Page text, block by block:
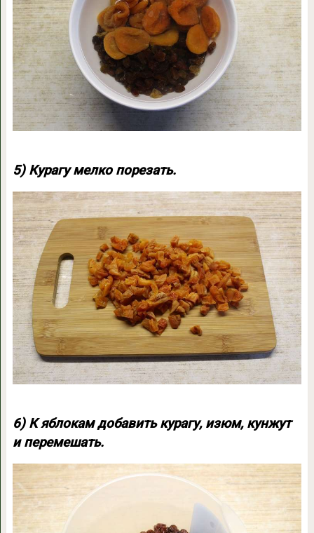
5) Курагу мелко порезать.
6) К яблокам добавить курагу, изюм, кунжут
и перемешать.